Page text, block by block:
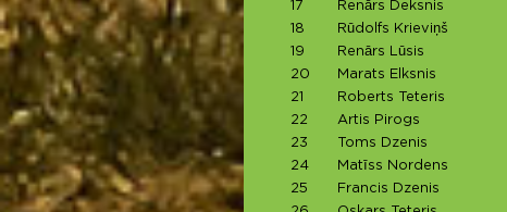
17
Renārs Deksnis
18
Rūdolfs Krieviņš
19
Renārs Lūsis
20
Marats Elksnis
21
Roberts Teteris
22
Artis Pirogs
23
Toms Dzenis
24
Matīss Nordens
25
Francis Dzenis